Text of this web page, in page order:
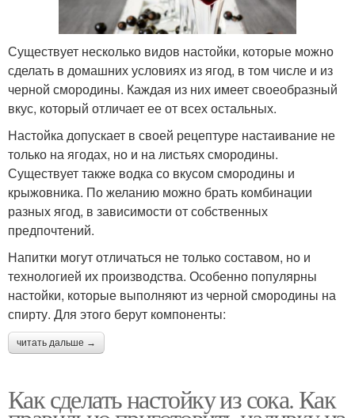
Существует несколько видов настойки, которые можно
сделать в домашних условиях из ягод, в том числе и из
черной смородины. Каждая из них имеет своеобразный
вкус, который отличает ее от всех остальных.
Настойка допускает в своей рецептуре настаивание не
только на ягодах, но и на листьях смородины.
Существует также водка со вкусом смородины и
крыжовника. По желанию можно брать комбинации
разных ягод, в зависимости от собственных
предпочтений.
Напитки могут отличаться не только составом, но и
технологией их производства. Особенно популярны
настойки, которые выполняют из черной смородины на
спирту. Для этого берут компоненты:
читать дальше →
Как сделать настойку из сока. Как